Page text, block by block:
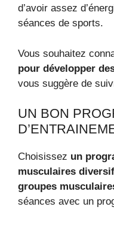
d’avoir assez
séances de sports.
Vous souhaitez
pour développer
vous suggère de
UN BON
Choisissez un
musculaires
groupes
séances avec un